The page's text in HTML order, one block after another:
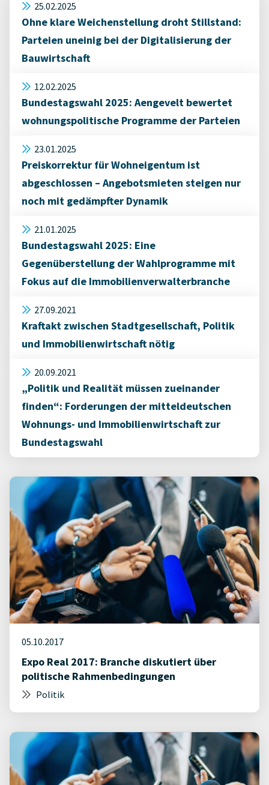
25.02.2025
Ohne klare Weichenstellung droht Stillstand:
Parteien uneinig bei der Digitalisierung der
Bauwirtschaft
12.02.2025
Bundestagswahl 2025: Aengevelt bewertet
wohnungspolitische Programme der Parteien
23.01.2025
Preiskorrektur für Wohneigentum ist
abgeschlossen – Angebotsmieten steigen nur
noch mit gedämpfter Dynamik
21.01.2025
Bundestagswahl 2025: Eine
Gegenüberstellung der Wahlprogramme mit
Fokus auf die Immobilienverwalterbranche
27.09.2021
Kraftakt zwischen Stadtgesellschaft, Politik
und Immobilienwirtschaft nötig
20.09.2021
„Politik und Realität müssen zueinander
finden“: Forderungen der mitteldeutschen
Wohnungs- und Immobilienwirtschaft zur
Bundestagswahl
05.10.2017
Expo Real 2017: Branche diskutiert über
politische Rahmenbedingungen
Politik